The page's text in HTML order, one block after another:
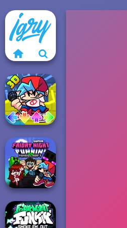
FNF Music 3D
Super Friday
Night Funkin'